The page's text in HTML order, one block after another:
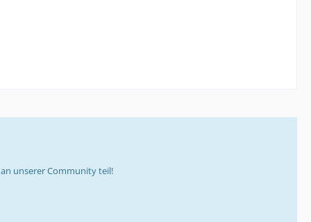
unserer Community teil!